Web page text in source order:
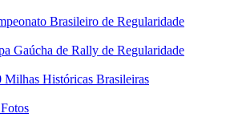
Brasileiro de Regularidade
Gaúcha de Rally de Regularidade
Milhas Históricas Brasileiras